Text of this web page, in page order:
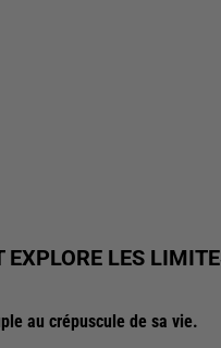
EXPLORE LES
au crépuscule de sa vie.